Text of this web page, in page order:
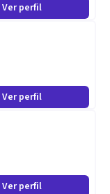
Ver perfil
Ver perfil
Ver perfil